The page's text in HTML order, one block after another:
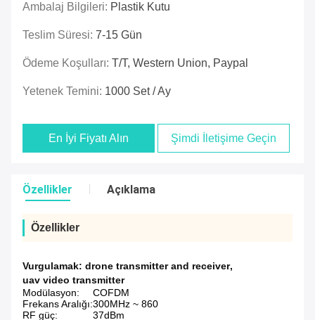
Ambalaj Bilgileri: Plastik Kutu
Teslim Süresi: 7-15 Gün
Ödeme Koşulları: T/t, Western Union, Paypal
Yetenek Temini: 1000 Set / Ay
En İyi Fiyatı Alın Şimdi İletişime Geçin
Özellikler Açıklama
Özellikler
Vurgulamak: drone transmitter and receiver,
uav video transmitter
Modülasyon:
COFDM
Frekans Aralığı:300MHz ~ 860
RF güç:
37dBm